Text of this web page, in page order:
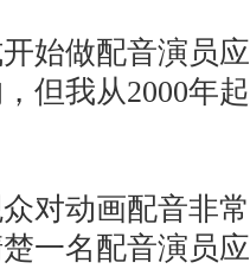
做配音演员应
但我从2000年
动画配音非常
一名配音演员